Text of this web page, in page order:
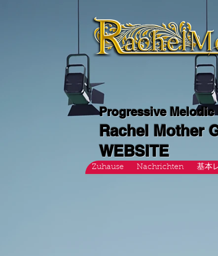
Progressive Melodic
Rachel Mother
WEBSITE
Zuhause Nachrichten 基本